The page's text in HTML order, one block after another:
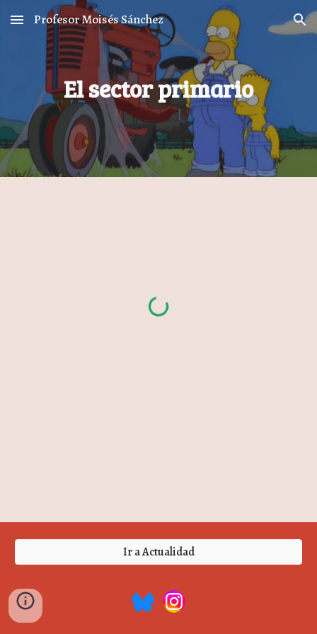
Skip to main content Skip to navigation
Profesor Moisés Sánchez
El sector primario
Ir a Actualidad